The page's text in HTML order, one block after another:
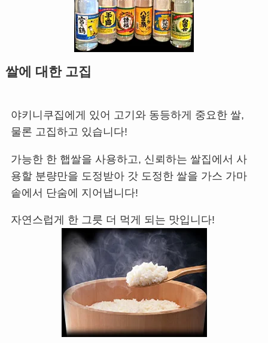
쌀에 대한 고집
야키니쿠집에게 있어 고기와 동등하게 중요한 쌀,
물론 고집하고 있습니다!
가능한 한 햅쌀을 사용하고, 신뢰하는 쌀집에서 사
용할 분량만을 도정받아 갓 도정한 쌀을 가스 가마
솥에서 단숨에 지어냅니다!
자연스럽게 한 그릇 더 먹게 되는 맛입니다!